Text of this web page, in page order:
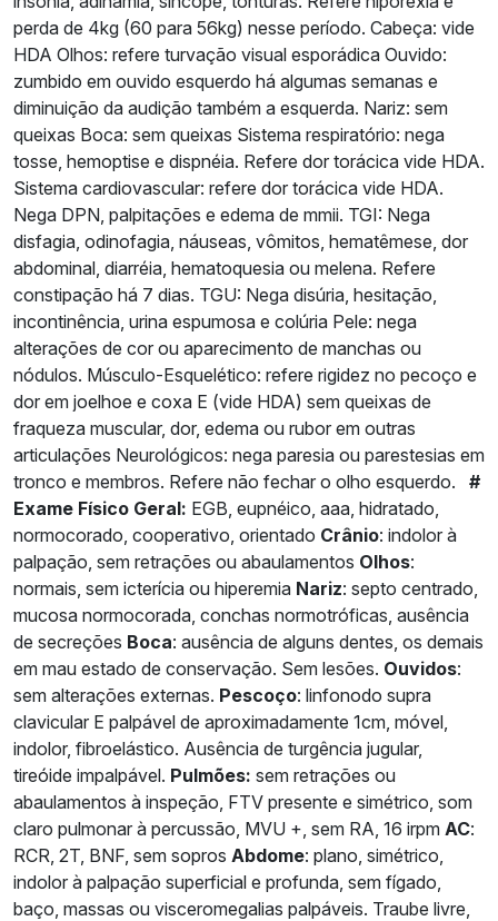
perda de 4kg (60 para 56kg) nesse período. Cabeça: vide
HDA Olhos: refere turvação visual esporádica Ouvido:
zumbido em ouvido esquerdo há algumas semanas e
diminuição da audição também a esquerda. Nariz: sem
queixas Boca: sem queixas Sistema respiratório: nega
tosse, hemoptise e dispnéia. Refere dor torácica vide HDA.
Sistema cardiovascular: refere dor torácica vide HDA.
Nega DPN, palpitações e edema de mmii. TGI: Nega
disfagia, odinofagia, náuseas, vômitos, hematêmese, dor
abdominal, diarréia, hematoquesia ou melena. Refere
constipação há 7 dias. TGU: Nega disúria, hesitação,
incontinência, urina espumosa e colúria Pele: nega
alterações de cor ou aparecimento de manchas ou
nódulos. Músculo-Esquelético: refere rigidez no pecoço e
dor em joelhoe e coxa E (vide HDA) sem queixas de
fraqueza muscular, dor, edema ou rubor em outras
articulações Neurológicos: nega paresia ou parestesias em
tronco e membros. Refere não fechar o olho esquerdo. #
Exame Físico Geral: EGB, eupnéico, aaa, hidratado,
normocorado, cooperativo, orientado Crânio: indolor à
palpação, sem retrações ou abaulamentos Olhos:
normais, sem icterícia ou hiperemia Nariz: septo centrado,
mucosa normocorada, conchas normotróficas, ausência
de secreções Boca: ausência de alguns dentes, os demais
em mau estado de conservação. Sem lesões. Ouvidos:
sem alterações externas. Pescoço: linfonodo supra
clavicular E palpável de aproximadamente 1cm, móvel,
indolor, fibroelástico. Ausência de turgência jugular,
tireóide impalpável. Pulmões: sem retrações ou
abaulamentos à inspeção, FTV presente e simétrico, som
claro pulmonar à percussão, MVU +, sem RA, 16 irpm AC:
RCR, 2T, BNF, sem sopros Abdome: plano, simétrico,
indolor à palpação superficial e profunda, sem fígado,
baço, massas ou visceromegalias palpáveis. Traube livre,